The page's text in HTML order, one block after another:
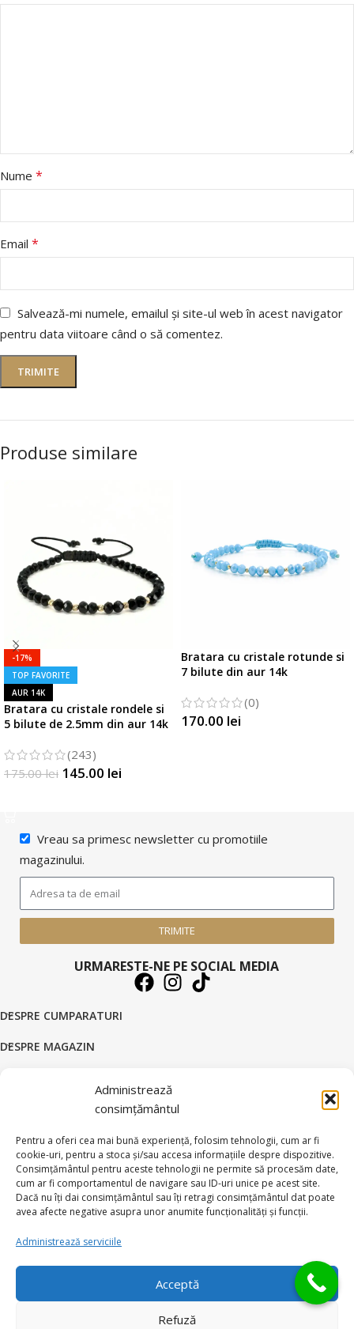
Administrează
consimțământul
Pentru a oferi cea mai bună experiență, folosim tehnologii, cum ar fi
cookie-uri, pentru a stoca și/sau accesa informațiile despre dispozitive.
Consimțământul pentru aceste tehnologii ne permite să procesăm date,
cum ar fi comportamentul de navigare sau ID-uri unice pe acest site.
Dacă nu îți dai consimțământul sau îți retragi consimțământul dat poate
avea afecte negative asupra unor anumite funcționalități și funcții.
Administrează serviciile
Acceptă
Refuză
Nume *
Email *
Salvează-mi numele, emailul și site-ul web în acest navigator
pentru data viitoare când o să comentez.
Produse similare
-17%
TOP FAVORITE
AUR 14K
Bratara cu cristale rondele si
5 bilute de 2.5mm din aur 14k
(243)
175.00lei 145.00 lei
Bratara cu cristale rotunde si
7 bilute din aur 14k
(0)
170.00 lei
Vreau sa primesc newsletter cu promotiile
magazinului.
TRIMITE
URMARESTE-NE PE SOCIAL MEDIA
DESPRE CUMPARATURI
DESPRE MAGAZIN
© 2026 BRATARI AUR - HANDMADE GOLD SILVER S.R.L.
Toate drepturile rezervate.
Ai intrebari?